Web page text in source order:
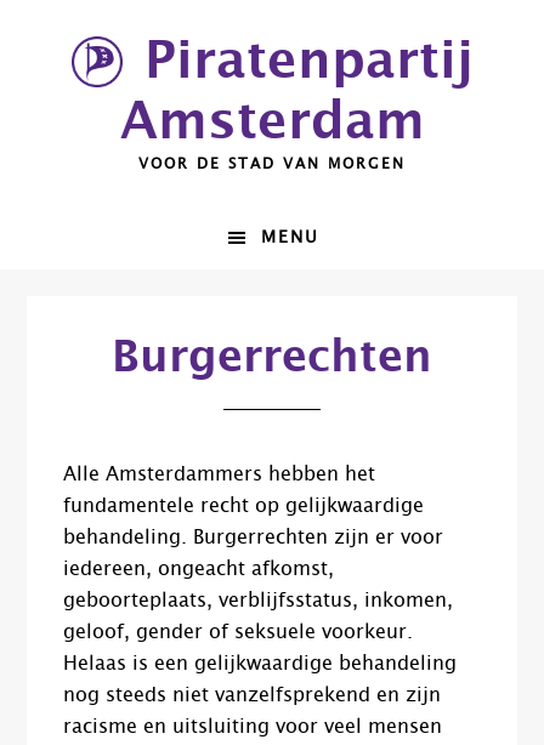
hoofdnavigatie
Piratenpartij
Amsterdam
VOOR DE STAD VAN MORGEN
MENU
Burgerrechten
Alle Amsterdammers hebben het
fundamentele recht op gelijkwaardige
behandeling. Burgerrechten zijn er voor
iedereen, ongeacht afkomst,
geboorteplaats, verblijfsstatus, inkomen,
geloof, gender of seksuele voorkeur.
Helaas is een gelijkwaardige behandeling
nog steeds niet vanzelfsprekend en zijn
racisme en uitsluiting voor veel mensen